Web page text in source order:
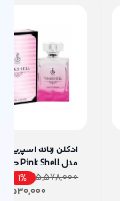
ادکلن زنانه اسپرینگ
میل
5,578,000
1%
5,530,000